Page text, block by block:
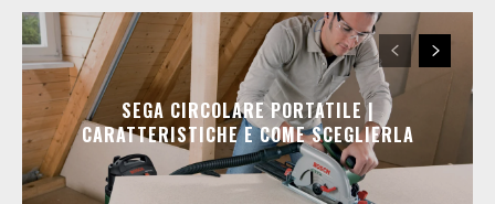
SEGA CIRCOLARE PORTATILE |
CARATTERISTICHE E COME SCEGLIERLA